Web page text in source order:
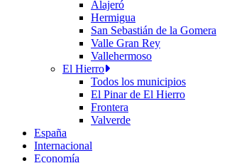
Alajeró
Hermigua
San Sebastián de la Gomera
Valle Gran Rey
Vallehermoso
El Hierro
Todos los municipios
El Pinar de El Hierro
Frontera
Valverde
España
Internacional
Economía